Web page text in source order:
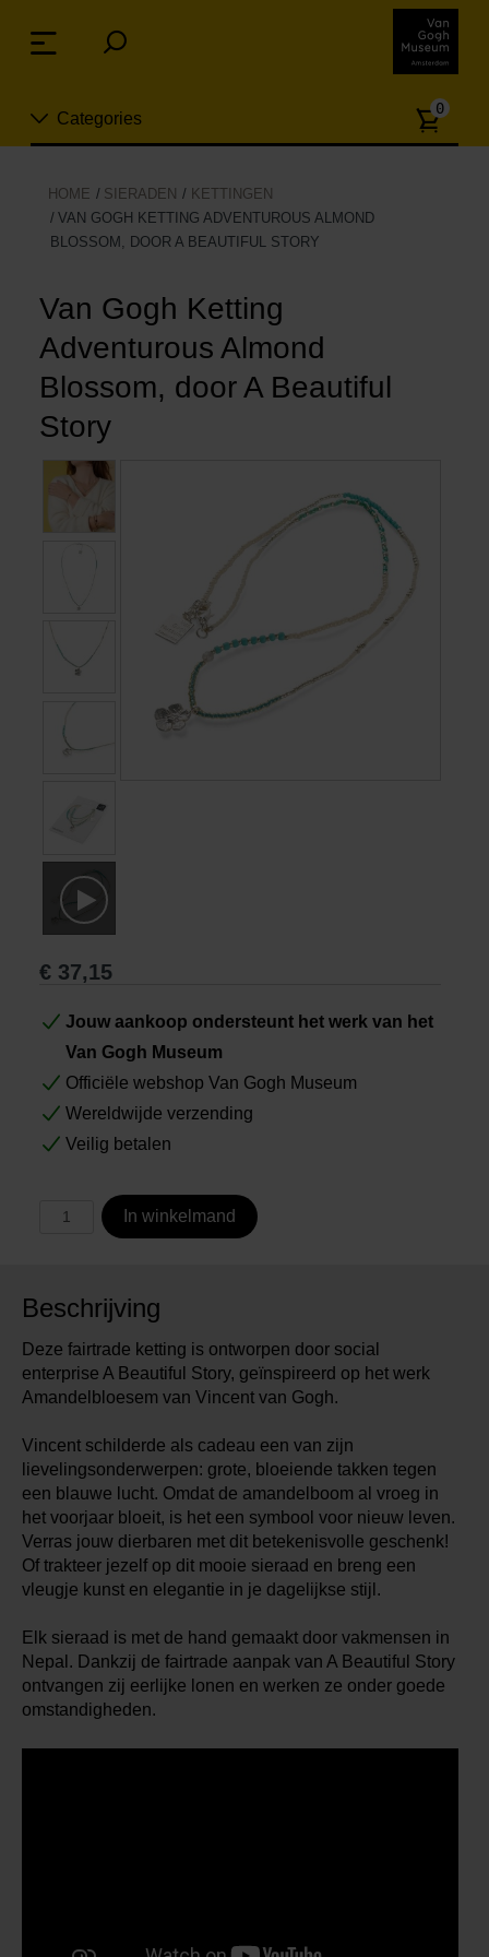
links
over
naar
menu
Categories
Nieuw
Sieraden
Mode
Wonen
Koken & tafelen
Vrije tijd
Cadeaus
Aantal
0
HOME SIERADEN
KETTINGEN
VAN GOGH KETTING ADVENTUROUS ALMOND
BLOSSOM, DOOR A BEAUTIFUL STORY
Van Gogh Ketting
Adventurous Almond
Blossom, door A Beautiful
Story
€ 37,15
Jouw aankoop ondersteunt het werk van het
Van Gogh Museum
Officiële webshop Van Gogh Museum
Wereldwijde verzending
Veilig betalen
In winkelmand
Beschrijving
Deze fairtrade ketting is ontworpen door social
enterprise A Beautiful Story, geïnspireerd op het werk
Amandelbloesem van Vincent van Gogh.
Vincent schilderde als cadeau een van zijn
lievelingsonderwerpen: grote, bloeiende takken tegen
een blauwe lucht. Omdat de amandelboom al vroeg in
het voorjaar bloeit, is het een symbool voor nieuw leven.
Verras jouw dierbaren met dit betekenisvolle geschenk!
Of trakteer jezelf op dit mooie sieraad en breng een
vleugje kunst en elegantie in je dagelijkse stijl.
Elk sieraad is met de hand gemaakt door vakmensen in
Nepal. Dankzij de fairtrade aanpak van A Beautiful Story
ontvangen zij eerlijke lonen en werken ze onder goede
omstandigheden.
Menu